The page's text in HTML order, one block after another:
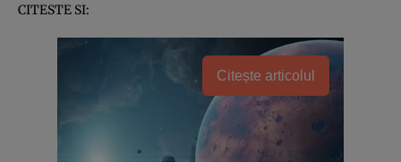
CITESTE SI:
Citește articolul